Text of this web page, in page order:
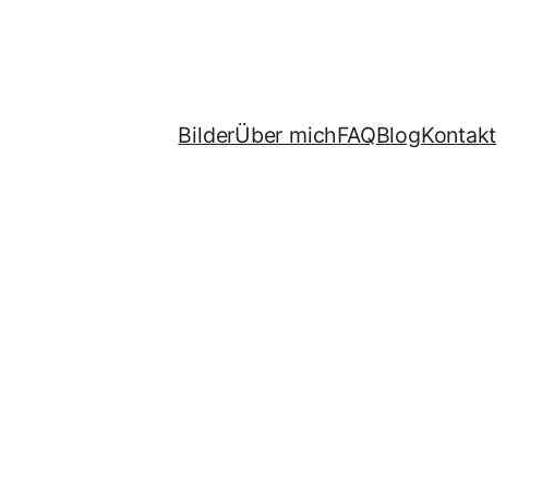
BilderÜber michFAQBlogKontakt